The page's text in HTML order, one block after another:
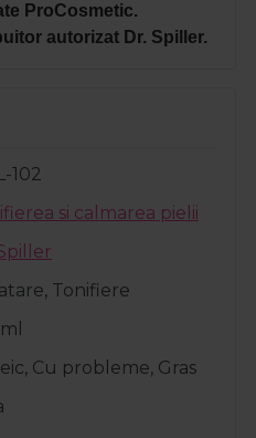
ProCosmetic.
autorizat Dr. Spiller.
102
si calmarea pielii
Tonifiere
Cu probleme, Gras